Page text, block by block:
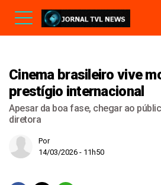
Cinema brasileiro vive
prestígio internacional
Apesar da boa fase, chegar ao
diretora
Por
14/03/2026 - 11h50